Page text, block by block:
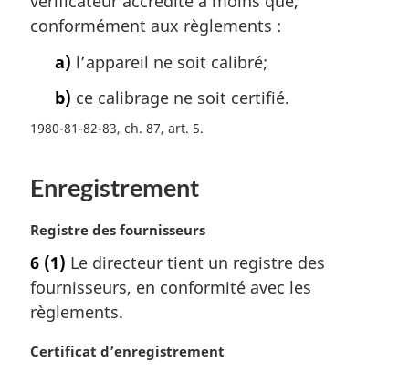
i
n
conformément aux règlements :
a) l’appareil ne soit calibré;
b) ce calibrage ne soit certifié.
1980-81-82-83, ch. 87, art. 5
Enregistrement
N
t
e
m
r
Registre des fournisseurs
6 (1) Le directeur tient un registre des
fournisseurs, en conformité avec les
règlements.
N
Certificat d’enregistrement